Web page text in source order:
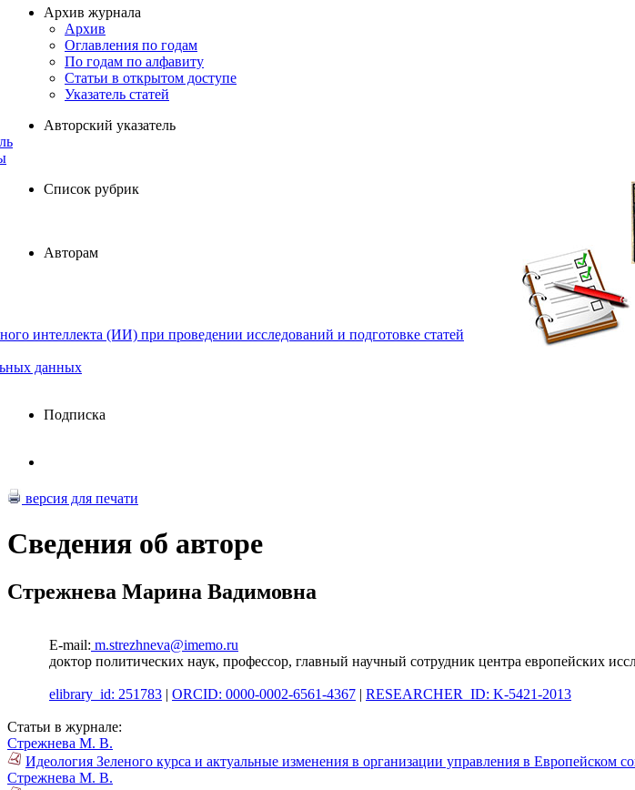
Архив журнала
Архив
Оглавления по годам
По годам по алфавиту
Статьи в открытом доступе
Указатель статей
Авторский указатель
Список рубрик
Авторам
интеллекта (ИИ) при проведении исследований и подготовке статей
данных
Подписка
версия для печати
Сведения об авторе
Стрежнева Марина Вадимовна
E-mail: m.strezhneva@imemo.ru
доктор политических наук, профессор, главный научный сотрудник центра
elibrary_id: 251783 | ORCID: 0000-0002-6561-4367 | RESEARCHER_ID: K-5421-2013
Статьи в журнале:
Стрежнева М. В.
Идеология Зеленого курса и актуальные изменения в организации управления в Европейском
Стрежнева М. В.